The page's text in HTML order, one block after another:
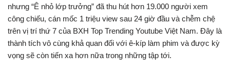
nhưng “Ê nhỏ lớp trưởng” đã thu hút hơn 19.000 người xem
công chiếu, cán mốc 1 triệu view sau 24 giờ đầu và chễm chệ
trên vị trí thứ 7 của BXH Top Trending Youtube Việt Nam. Đây là
thành tích vô cùng khả quan đối với ê-kíp làm phim và được kỳ
vọng sẽ còn tiến xa hơn nữa trong những tập tới.